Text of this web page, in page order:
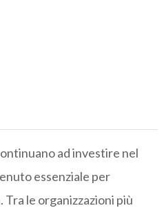
ad investire nel
essenziale per
le organizzazioni più